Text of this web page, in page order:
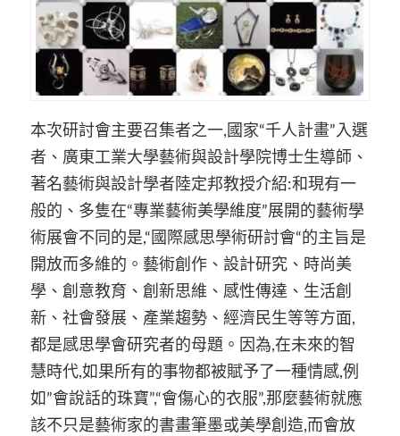
本次研討會主要召集者之一,國家“千人計畫”入選
者、廣東工業大學藝術與設計學院博士生導師、
著名藝術與設計學者陸定邦教授介紹:和現有一
般的、多隻在“專業藝術美學維度”展開的藝術學
術展會不同的是,“國際感思學術研討會“的主旨是
開放而多維的。藝術創作、設計研究、時尚美
學、創意教育、創新思維、感性傳達、生活創
新、社會發展、產業趨勢、經濟民生等等方面,
都是感思學會研究者的母題。因為,在未來的智
慧時代,如果所有的事物都被賦予了一種情感,例
如”會說話的珠寶”,“會傷心的衣服”,那麼藝術就應
該不只是藝術家的書畫筆墨或美學創造,而會放